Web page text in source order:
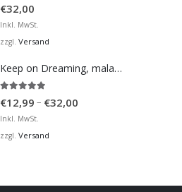
€32,00
Inkl. MwSt.
zzgl. Versand
Keep on Dreaming, mala moja barbiko
€12,99 – €32,00
Inkl. MwSt.
zzgl. Versand